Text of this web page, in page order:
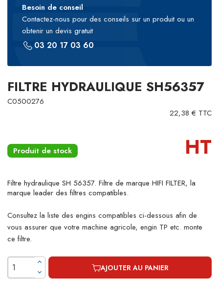
Besoin de conseil
Contactez-nous pour des conseils sur un produit ou un
obtenir un devis gratuit
03 20 17 03 60
FILTRE HYDRAULIQUE SH56357
C0500276
22,38 € TTC
Produit de stock HT
Filtre hydraulique SH 56357. Filtre de marque HIFI FILTER, la
marque leader des filtres compatibles.
Consultez la liste des engins compatibles ci-dessous afin de
vous assurer que votre machine agricole, engin TP etc. monte
ce filtre.
AJOUTER AU PANIER